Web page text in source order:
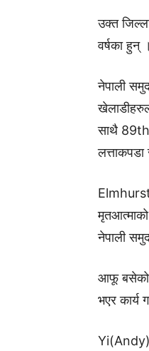
उक्त
वर्षका हुन् ।
नेपाली
साथै 89th
लत्ताकपडा
नेपाली
आफू बसेको
भएर कार्य
Yi(Andy)